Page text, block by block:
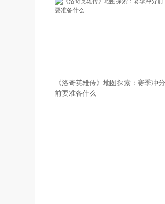
《洛奇英雄传》地图探索：赛季冲分
前要准备什么